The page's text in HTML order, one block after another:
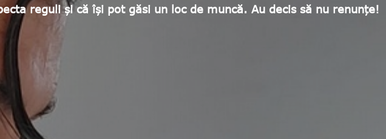
reguli și că își pot găsi un loc de muncă. Au decis să nu renunțe!